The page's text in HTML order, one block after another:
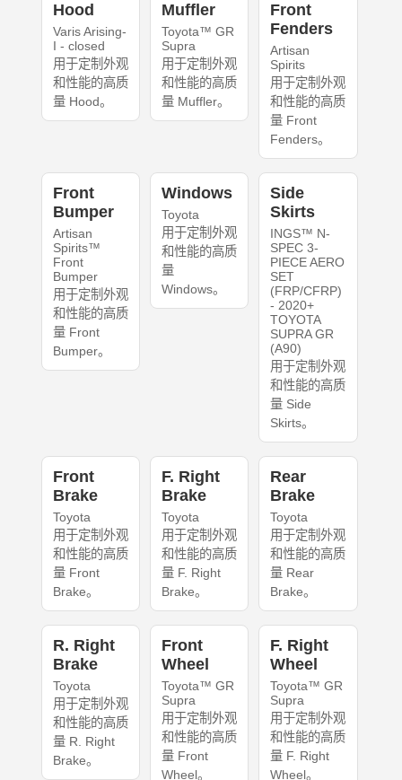
Hood
Varis Arising-
I - closed
用于定制外观
和性能的高质
量 Hood。
Muffler
Toyota™ GR
Supra
用于定制外观
和性能的高质
量 Muffler。
Front
Fenders
Artisan
Spirits
用于定制外观
和性能的高质
量 Front
Fenders。
Front
Bumper
Artisan
Spirits™
Front
Bumper
用于定制外观
和性能的高质
量 Front
Bumper。
Windows
Toyota
用于定制外观
和性能的高质
量
Windows。
Side
Skirts
INGS™ N-
SPEC 3-
PIECE AERO
SET
(FRP/CFRP)
- 2020+
TOYOTA
SUPRA GR
(A90)
用于定制外观
和性能的高质
量 Side
Skirts。
Front
Brake
Toyota
用于定制外观
和性能的高质
量 Front
Brake。
F. Right
Brake
Toyota
用于定制外观
和性能的高质
量 F. Right
Brake。
Rear
Brake
Toyota
用于定制外观
和性能的高质
量 Rear
Brake。
R. Right
Brake
Toyota
用于定制外观
和性能的高质
量 R. Right
Brake。
Front
Wheel
Toyota™ GR
Supra
用于定制外观
和性能的高质
量 Front
Wheel。
F. Right
Wheel
Toyota™ GR
Supra
用于定制外观
和性能的高质
量 F. Right
Wheel。